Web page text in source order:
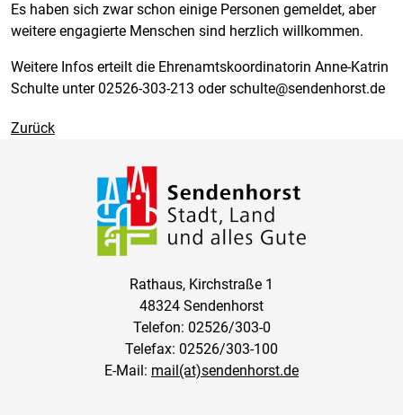
Es haben sich zwar schon einige Personen gemeldet, aber
weitere engagierte Menschen sind herzlich willkommen.
Weitere Infos erteilt die Ehrenamtskoordinatorin Anne-Katrin
Schulte unter 02526-303-213 oder schulte@sendenhorst.de
Zurück
Rathaus, Kirchstraße 1
48324 Sendenhorst
Telefon: 02526/303-0
Telefax: 02526/303-100
E-Mail: mail(at)sendenhorst.de